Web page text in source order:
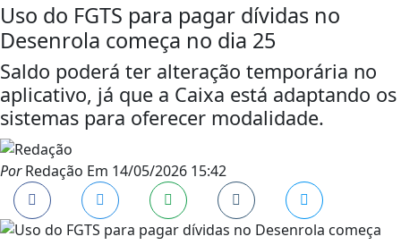
Uso do FGTS para pagar dívidas no
Desenrola começa no dia 25
Saldo poderá ter alteração temporária no
aplicativo, já que a Caixa está adaptando os
sistemas para oferecer modalidade.
PorRedação Em 14/05/2026 15:42